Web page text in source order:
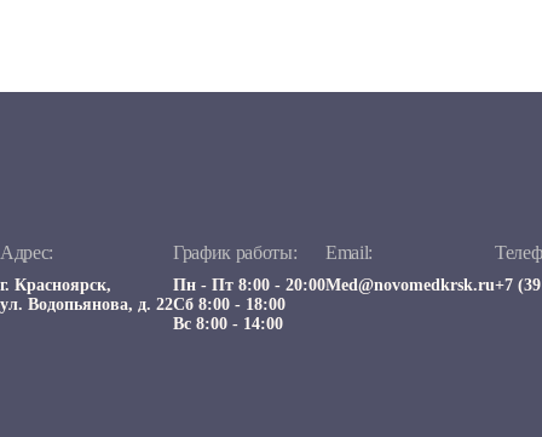
Адрес:
г. Красноярск,
ул. Водопьянова, д. 22
График работы:
Пн - Пт 8:00 - 20:00
Сб 8:00 - 18:00
Вс 8:00 - 14:00
Email:
Med@novomedkrsk.ru+7